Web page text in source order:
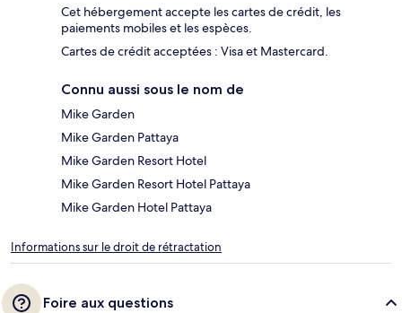
Cet hébergement accepte les cartes de crédit, les
paiements mobiles et les espèces.
Cartes de crédit acceptées : Visa et Mastercard.
Connu aussi sous le nom de
Mike Garden
Mike Garden Pattaya
Mike Garden Resort Hotel
Mike Garden Resort Hotel Pattaya
Mike Garden Hotel Pattaya
Informations sur le droit de rétractation
Foire aux questions